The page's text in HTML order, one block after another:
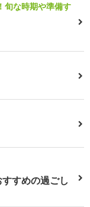
旬な時期や準備す
すめの過ごし